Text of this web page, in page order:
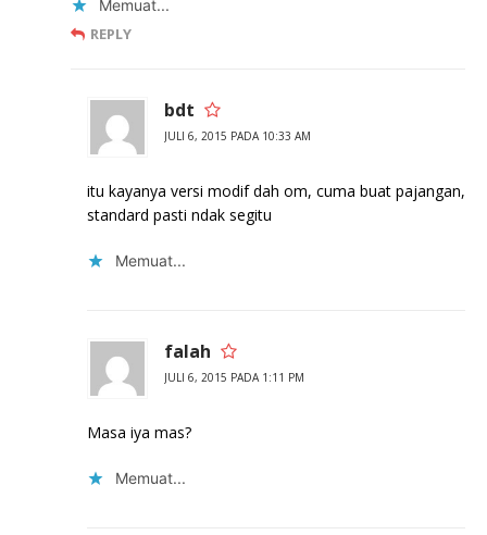
Memuat...
REPLY
bdt
JULI 6, 2015 PADA 10:33 AM
itu kayanya versi modif dah om, cuma buat pajangan,
standard pasti ndak segitu
Memuat...
falah
JULI 6, 2015 PADA 1:11 PM
Masa iya mas?
Memuat...